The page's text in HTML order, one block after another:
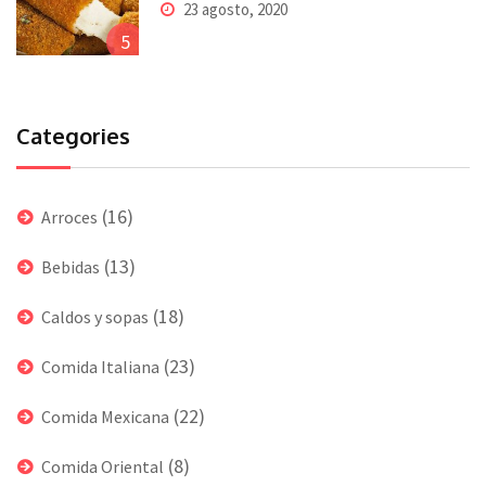
5
23 agosto, 2020
Categories
Arroces (16)
Bebidas (13)
Caldos y sopas (18)
Comida Italiana (23)
Comida Mexicana (22)
Comida Oriental (8)